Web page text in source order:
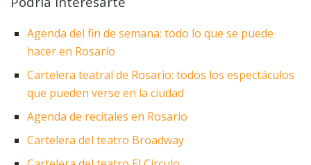
Agenda del fin de semana: todo lo que se puede
hacer en Rosario
Cartelera teatral de Rosario: todos los espectáculos
que pueden verse en la ciudad
Agenda de recitales en Rosario
Cartelera del teatro Broadway